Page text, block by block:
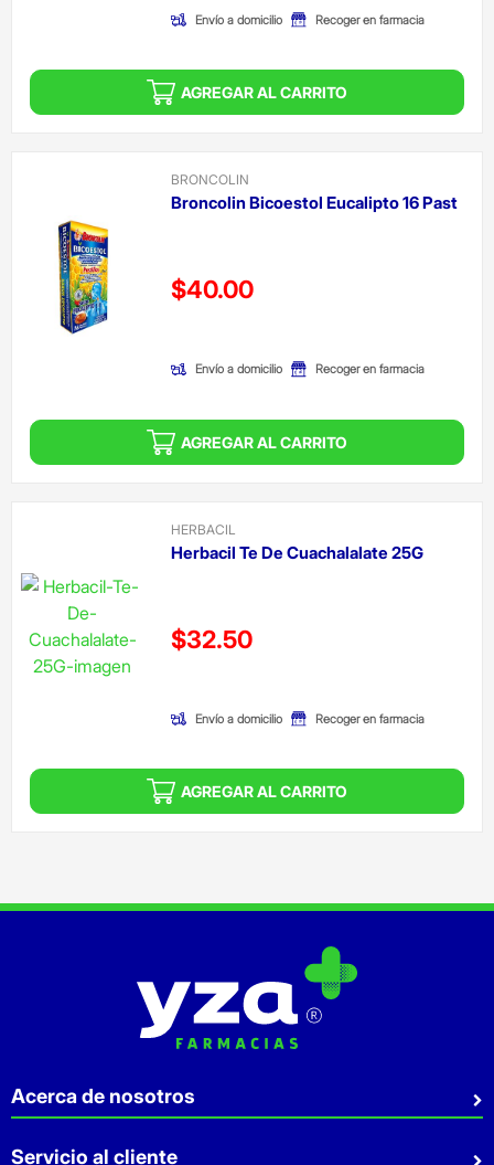
Envío a domicilio Recoger en farmacia
AGREGAR AL CARRITO
BRONCOLIN
Broncolin Bicoestol Eucalipto 16 Past
Precio reducido de
$40.00
Envío a domicilio Recoger en farmacia
AGREGAR AL CARRITO
HERBACIL
Herbacil Te De Cuachalalate 25G
Precio reducido de
$32.50
Envío a domicilio Recoger en farmacia
AGREGAR AL CARRITO
Acerca de nosotros
Quiénes somos
Servicio al cliente